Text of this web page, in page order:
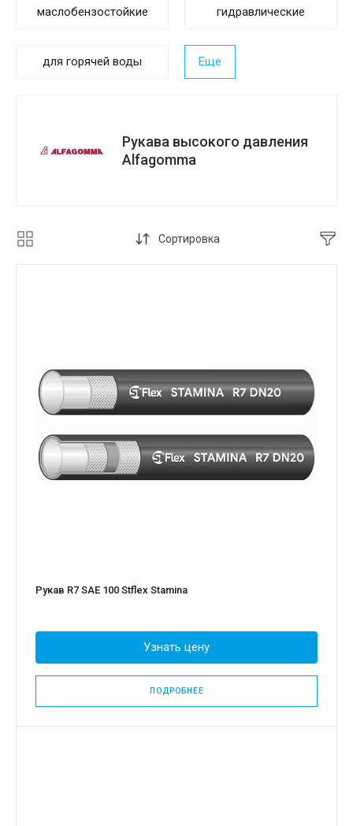
маслобензостойкие гидравлические
для горячей воды Еще
Рукава высокого давления
Alfagomma
Сортировка
Рукав R7 SAE 100 Stflex Stamina
Узнать цену
ПОДРОБНЕЕ